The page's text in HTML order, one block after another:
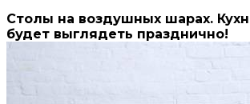
Столы на воздушных шарах.
будет выглядеть празднично!